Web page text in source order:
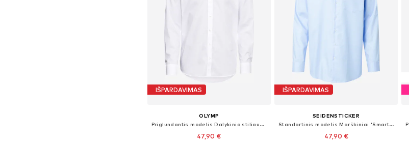
IŠPARDAVIMAS
OLYMP
Priglundantis modelis Dalykinio stiliaus marškiniai 'Level 5'
47,90 €
IŠPARDAVIMAS
SEIDENSTICKER
Standartinis modelis Marškiniai 'Smart Classics'
47,90 €